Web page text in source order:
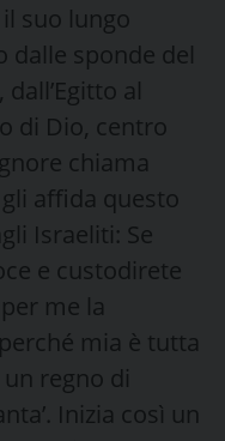
suo lungo
dalle sponde del
al
di Dio, centro
chiama
affida questo
Israeliti: Se
e custodirete
me la
mia è tutta
regno di
Inizia così un